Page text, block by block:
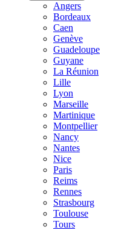
Angers
Bordeaux
Caen
Genève
Guadeloupe
Guyane
La Réunion
Lille
Lyon
Marseille
Martinique
Montpellier
Nancy
Nantes
Nice
Paris
Reims
Rennes
Strasbourg
Toulouse
Tours